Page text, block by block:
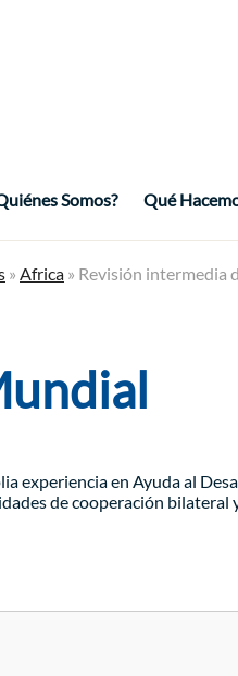
Somos? Qué
» Africa » Revisión intermedia
experiencia en Ayuda al
de cooperación bilateral